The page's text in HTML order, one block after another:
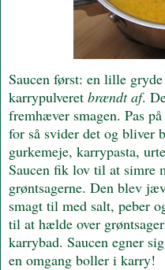
Saucen først: en lille
karrypulveret brændt af.
fremhæver smagen. Pas
for så svider det og bliver
gurkemeje, karrypasta,
Saucen fik lov til at simre
grøntsagerne. Den blev
smagt til med salt, peber
til at hælde over
karrybad. Saucen egner
en omgang boller i karry!